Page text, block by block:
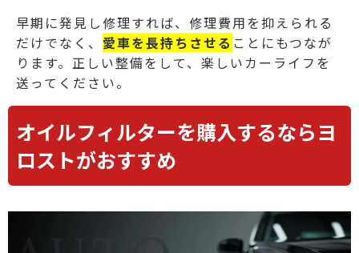
早期に発見し修理すれば、修理費用を抑えられる
だけでなく、 愛車を長持ちさせる ことにもつなが
ります。 正しい整備をして、楽しいカーライフを
送ってください。
オイルフィルターを購入するならヨ
ロストがおすすめ